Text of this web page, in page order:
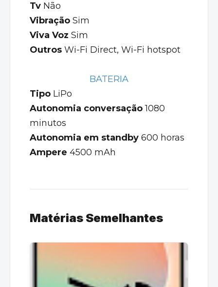
Tv Não
Vibração Sim
Viva Voz Sim
Outros Wi-Fi Direct, Wi-Fi hotspot
BATERIA
Tipo LiPo
Autonomia conversação1080
minutos
Autonomia em standby 600 horas
Ampere 4500 mAh
Matérias Semelhantes